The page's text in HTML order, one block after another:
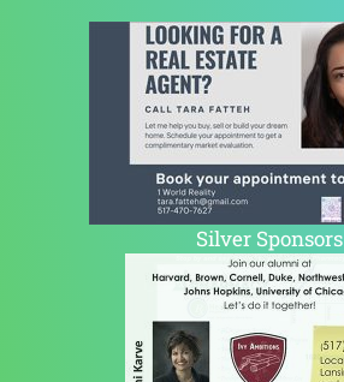
Silver Sponsors